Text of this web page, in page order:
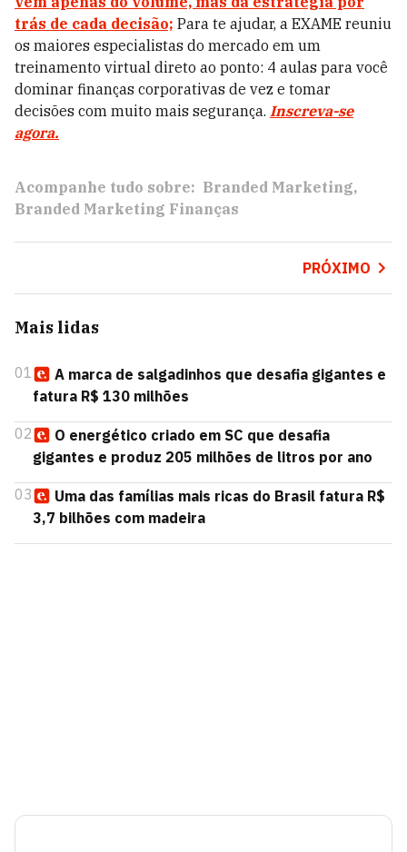
trás de cada decisão; Para te ajudar, a EXAME reuniu
os maiores especialistas do mercado em um
treinamento virtual direto ao ponto: 4 aulas para você
dominar finanças corporativas de vez e tomar
decisões com muito mais segurança. Inscreva-se
agora.
Acompanhe tudo sobre: Branded Marketing
Branded Marketing Finanças
PRÓXIMO
Mais lidas
01
A marca de salgadinhos que desafia gigantes e
fatura R$ 130 milhões
02
O energético criado em SC que desafia
gigantes e produz 205 milhões de litros por ano
03
Uma das famílias mais ricas do Brasil fatura R$
3,7 bilhões com madeira